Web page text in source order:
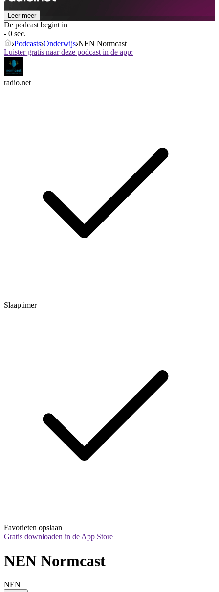
Leer meer
De podcast begint in
- 0 sec.
Podcasts Onderwijs NEN Normcast
Luister gratis naar deze podcast in de app:
radio.net
Slaaptimer
Favorieten opslaan
Gratis downloaden in de App Store
NEN Normcast
NEN